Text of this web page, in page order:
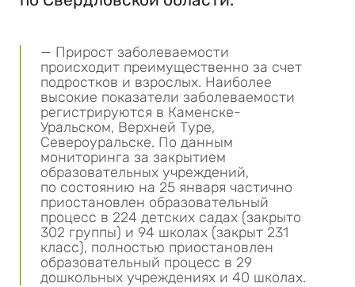
— Прирост заболеваемости
происходит преимущественно за счет
подростков и взрослых. Наиболее
высокие показатели заболеваемости
регистрируются в Каменске-
Уральском, Верхней Туре,
Североуральске. По данным
мониторинга за закрытием
образовательных учреждений,
по состоянию на 25 января частично
приостановлен образовательный
процесс в 224 детских садах (закрыто
302 группы) и 94 школах (закрыт 231
класс), полностью приостановлен
образовательный процесс в 29
дошкольных учреждениях и 40 школах.